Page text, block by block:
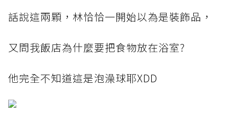
話說這兩顆，林恰恰一開始以為是裝飾品，
又問我飯店為什麼要把食物放在浴室?
他完全不知道這是泡澡球耶XDD